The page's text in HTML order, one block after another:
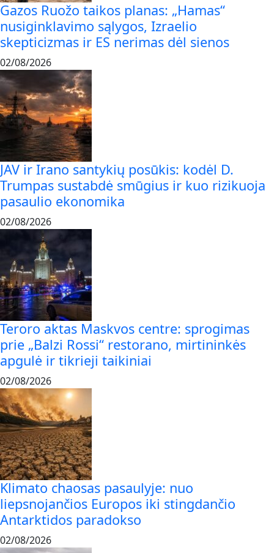
Gazos Ruožo taikos planas: „Hamas“
nusiginklavimo sąlygos, Izraelio
skepticizmas ir ES nerimas dėl sienos
02/08/2026
JAV ir Irano santykių posūkis: kodėl D.
Trumpas sustabdė smūgius ir kuo rizikuoja
pasaulio ekonomika
02/08/2026
Teroro aktas Maskvos centre: sprogimas
prie „Balzi Rossi“ restorano, mirtininkės
apgulė ir tikrieji taikiniai
02/08/2026
Klimato chaosas pasaulyje: nuo
liepsnojančios Europos iki stingdančio
Antarktidos paradokso
02/08/2026